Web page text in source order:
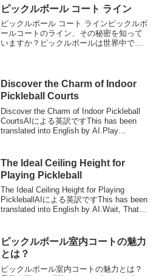
な違和感を覚えたことがあるなら、それ
はピックルボールをプレイ...
ピックルボール コート ライン
ピックルボール コート ラインピックルボ
ールコートのライン、その秘密を知って
いますか？ピックルボールは世界中で人
楽しさや戦略に大き...
Discover the Charm of Indoor
Pickleball Courts
Discover the Charm of Indoor Pickleball
CourtsAIによる英訳ですThis has been
translated into English by AI.Play
The Ideal Ceiling Height for
Playing Pickleball
The Ideal Ceiling Height for Playing
PickleballAIによる英訳ですThis has been
translated into English by AI.Wait, That
ピックルボール室内コートの魅力
とは？
ピックルボール室内コートの魅力とは？